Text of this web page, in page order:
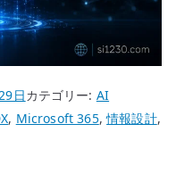
日カテゴリー: AI
, Microsoft 365,情報設計,